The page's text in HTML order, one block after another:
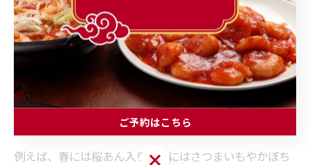
通
年
おかず系・ヘルシータイ
プ
肉、野菜
春日部市では、伝統的な中華蒸しパンに加えて、さまざ
まなバリエーションが開発されています。特に注目され
ているのは、地元産の野菜や果物を生地に練り込んだタ
イプや、季節限定の味わいを楽しめる蒸しパンです。
例えば、春には桜あん入り、秋にはさつまいもやかぼち
ご予約はこちら
ご予約はこちら